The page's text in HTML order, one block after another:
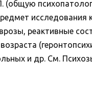
(общую
реактивные
и др. См.